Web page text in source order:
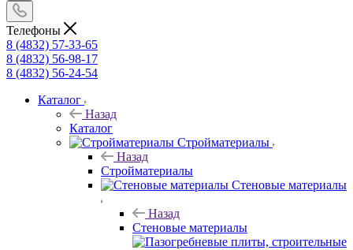
Телефоны
8 (4832) 57-33-65
8 (4832) 56-98-17
8 (4832) 56-24-54
Каталог
Назад
Каталог
Стройматериалы
Назад
Стройматериалы
Стеновые материалы
Назад
Стеновые материалы